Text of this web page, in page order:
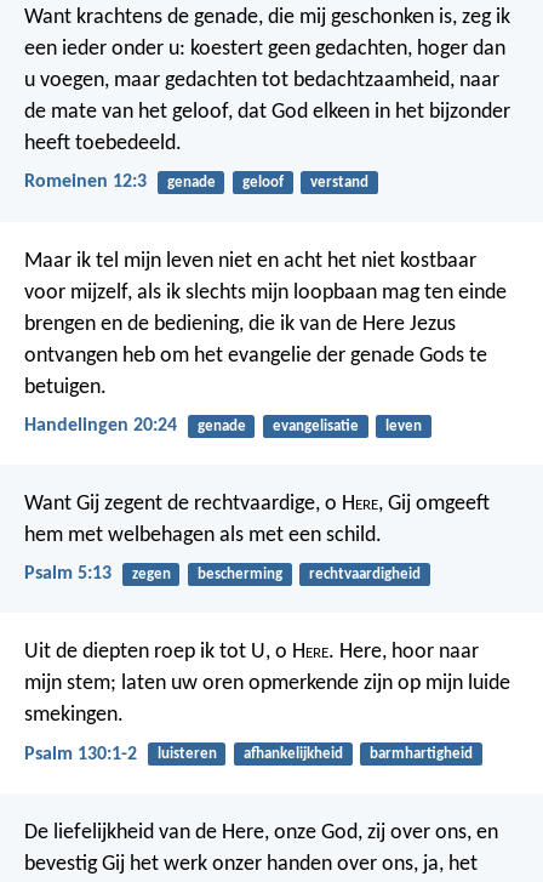
Want krachtens de genade, die mij geschonken is, zeg ik
een ieder onder u: koestert geen gedachten, hoger dan
u voegen, maar gedachten tot bedachtzaamheid, naar
de mate van het geloof, dat God elkeen in het bijzonder
heeft toebedeeld.
Romeinen 12:3 genade geloof verstand
Maar ik tel mijn leven niet en acht het niet kostbaar
voor mijzelf, als ik slechts mijn loopbaan mag ten einde
brengen en de bediening, die ik van de Here Jezus
ontvangen heb om het evangelie der genade Gods te
betuigen.
Handelingen 20:24 genade evangelisatie leven
Want Gij zegent de rechtvaardige, o Here, Gij omgeeft
hem met welbehagen als met een schild.
Psalm 5:13 zegen bescherming rechtvaardigheid
Uit de diepten roep ik tot U, o Here. Here, hoor naar
mijn stem; laten uw oren opmerkende zijn op mijn luide
smekingen.
Psalm 130:1-2 luisteren afhankelijkheid barmhartigheid
De liefelijkheid van de Here, onze God, zij over ons, en
bevestig Gij het werk onzer handen over ons, ja, het